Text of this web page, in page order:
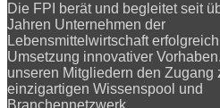
Die FPI berät und begleitet seit
Jahren Unternehmen der
Lebensmittelwirtschaft
Umsetzung innovativer
unseren Mitgliedern den Zugang
einzigartigen Wissenspool und